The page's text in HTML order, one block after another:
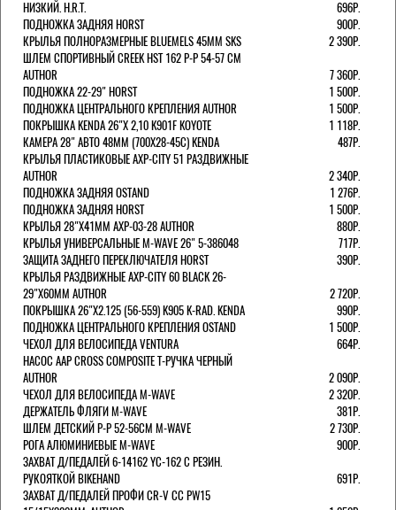
НИЗКИЙ. H.R.T.
696Р.
ПОДНОЖКА ЗАДНЯЯ HORST
900Р.
КРЫЛЬЯ ПОЛНОРАЗМЕРНЫЕ BLUEMELS 45MM SKS
2 390Р.
ШЛЕМ СПОРТИВНЫЙ CREEK HST 162 Р-Р 54-57 СМ
AUTHOR
7 360Р.
ПОДНОЖКА 22-29" HORST
1 500Р.
ПОДНОЖКА ЦЕНТРАЛЬНОГО КРЕПЛЕНИЯ AUTHOR
1 500Р.
ПОКРЫШКА KENDA 26"Х 2,10 K901F KOYOTE
1 118Р.
КАМЕРА 28" АВТО 48ММ (700Х28-45С) KENDA
487Р.
КРЫЛЬЯ ПЛАСТИКОВЫЕ AXP-CITY 51 РАЗДВИЖНЫЕ
AUTHOR
2 340Р.
ПОДНОЖКА ЗАДНЯЯ OSTAND
1 276Р.
ПОДНОЖКА ЗАДНЯЯ HORST
1 500Р.
КРЫЛЬЯ 28"Х41ММ AXP-03-28 AUTHOR
880Р.
КРЫЛЬЯ УНИВЕРСАЛЬНЫЕ M-WAVE 26" 5-386048
717Р.
ЗАЩИТА ЗАДНЕГО ПЕРЕКЛЮЧАТЕЛЯ HORST
390Р.
КРЫЛЬЯ РАЗДВИЖНЫЕ AXP-CITY 60 BLACK 26-
29"Х60ММ AUTHOR
2 720Р.
ПОКРЫШКА 26"Х2.125 (56-559) K905 K-RAD. KENDA
990Р.
ПОДНОЖКА ЦЕНТРАЛЬНОГО КРЕПЛЕНИЯ OSTAND
1 500Р.
ЧЕХОЛ ДЛЯ ВЕЛОСИПЕДА VENTURA
664Р.
НАСОС AAP CROSS COMPOSITE Т-РУЧКА ЧЕРНЫЙ
AUTHOR
2 090Р.
ЧЕХОЛ ДЛЯ ВЕЛОСИПЕДА M-WAVE
2 320Р.
ДЕРЖАТЕЛЬ ФЛЯГИ M-WAVE
381Р.
ШЛЕМ ДЕТСКИЙ Р-Р 52-56СМ M-WAVE
2 730Р.
РОГА АЛЮМИНИЕВЫЕ M-WAVE
900Р.
ЗАХВАТ Д/ПЕДАЛЕЙ 6-14162 YC-162 С РЕЗИН.
РУКОЯТКОЙ BIKEHAND
691Р.
ЗАХВАТ Д/ПЕДАЛЕЙ ПРОФИ CR-V CC PW15